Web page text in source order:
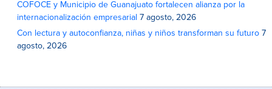
COFOCE y Municipio de Guanajuato fortalecen alianza por la
internacionalización empresarial 7 agosto, 2026
Con lectura y autoconfianza, niñas y niños transforman su futuro 7
agosto, 2026